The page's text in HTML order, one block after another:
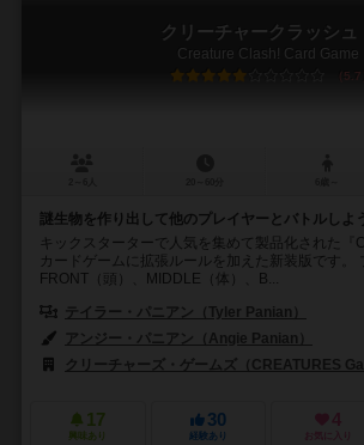
クリーチャークラッシュ
Creature Clash! Card Game
5.7
謎生物を作り出して他のプレイヤーとバトルしよ
キックスターターで人気を集めて製品化された『
カードゲームに拡張ルールを加えた新装版です。
FRONT（頭）、MIDDLE（体）、B...
テイラー・パニアン（Tyler Panian）
アンジー・パニアン（Angie Panian）
クリーチャーズ・ゲームズ（CREATURES
17
興味あり
30
経験あり
4
お気に入り